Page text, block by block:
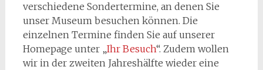
verschiedene Sondertermine, an denen Sie
unser Museum besuchen können. Die
einzelnen Termine finden Sie auf unserer
Homepage unter „Ihr Besuch“. Zudem wollen
wir in der zweiten Jahreshälfte wieder eine